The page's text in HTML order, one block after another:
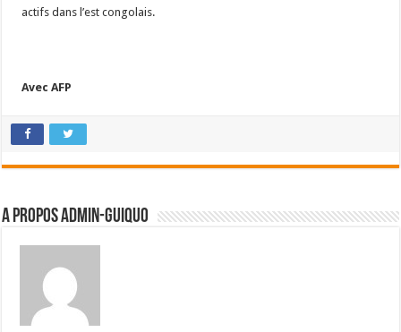
actifs dans l’est congolais.
Avec AFP
A propos admin-guiquo